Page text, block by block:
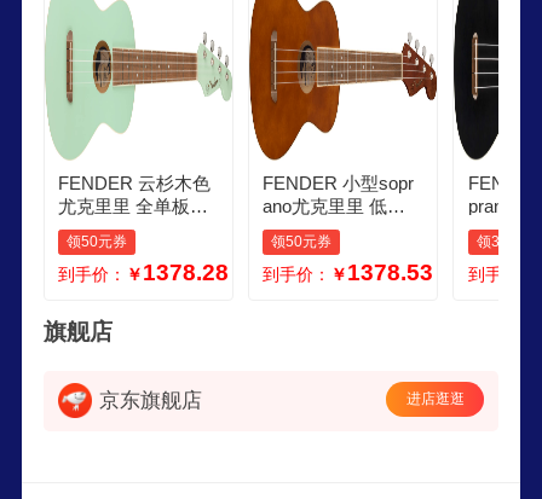
者，芬达尤克里里都能提供无与伦比的演奏体验。
FENDER 云杉木色
尤克里里 全单板四
弦 专业音色
领50元券
到手价： ￥1378.28
FENDER 小型sopr
ano尤克里里 低音
木单板 入门级乐器
领50元券
到手价： ￥1378.53
prano尤
4弦初学
领30元券
到手价：
旗舰店
京东旗舰店 进店逛逛